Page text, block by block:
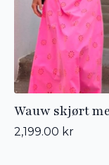
Wauw skjørt
2,199.00 kr